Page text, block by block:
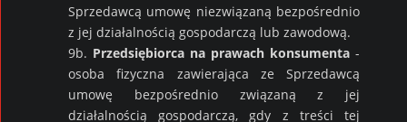
Sprzedawcą umowę niezwiązaną bezpośrednio
z jej działalnością gospodarczą lub zawodową.
9b. Przedsiębiorca na prawach konsumenta-
osoba fizyczna zawierająca ze Sprzedawcą
umowę bezpośrednio związaną z jej
działalnością gospodarczą, gdy z treści tej